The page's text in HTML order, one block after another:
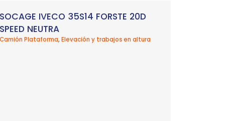
SOCAGE IVECO 35S14 FORSTE 20D
SPEED NEUTRA
Camión Plataforma, Elevación y trabajos en altura